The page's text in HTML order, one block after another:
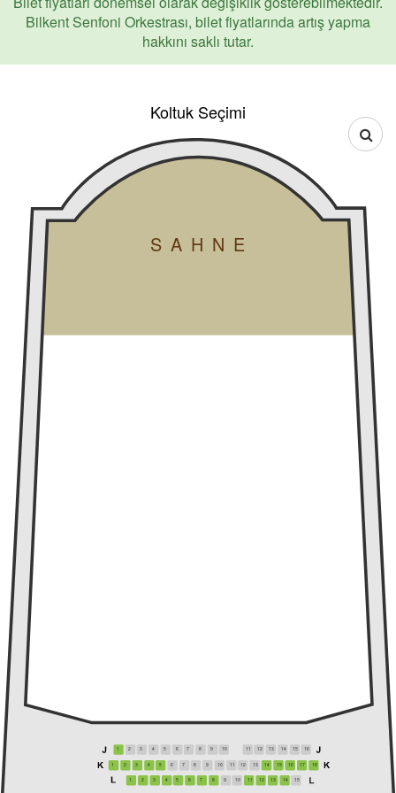
Bilkent Senfoni Orkestrası, bilet fiyatlarında artış yapma
hakkını saklı tutar.
Koltuk Seçimi
SAHNE
1 2 3 4 5 6 7 8 9 10 11 12 13 14 15 16
1 2 3 4 5 6 7 8 9 10 11 12 13 14 15 16 17 18
1 2 3 4 5 6 7 8 9 10 11 12 13 14 15